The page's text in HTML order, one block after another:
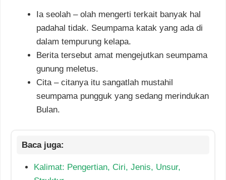
Ia seolah – olah mengerti terkait banyak hal
padahal tidak. Seumpama katak yang ada di
dalam tempurung kelapa.
Berita tersebut amat mengejutkan seumpama
gunung meletus.
Cita – citanya itu sangatlah mustahil
seumpama pungguk yang sedang merindukan
Bulan.
Kalimat: Pengertian, Ciri, Jenis, Unsur,